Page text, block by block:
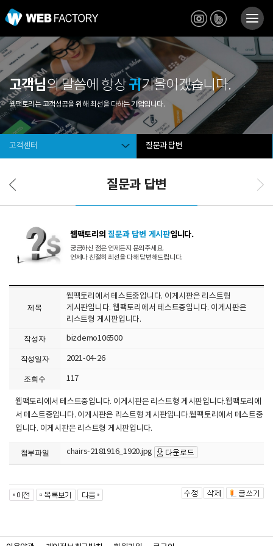
고객님의 말씀에 항상귀기울이겠습니다.
웹팩토리는 고객성공을 위해 최선을 다하는 기업입니다.
고객센터 질문과 답변
질문과 답변
웹팩토리의질문과 답변 게시판입니다.
궁금하신 점은 언제든지 문의주세요.
언제나 친절히 최선을 다해 답변해드립니다.
제목
웹팩토리에서 테스트중입니다. 이게시판은 리스트형
게시판입니다. 웹팩토리에서 테스트중입니다. 이게시판은
리스트형 게시판입니다.
작성자 bizdemo106500
작성일자 2021-04-26
조회수 117
웹팩토리에서 테스트중입니다. 이게시판은 리스트형 게시판입니다.웹팩토리에
서 테스트중입니다. 이게시판은 리스트형 게시판입니다.웹팩토리에서 테스트중
입니다. 이게시판은 리스트형 게시판입니다.
첨부파일 chairs-2181916_1920.jpg